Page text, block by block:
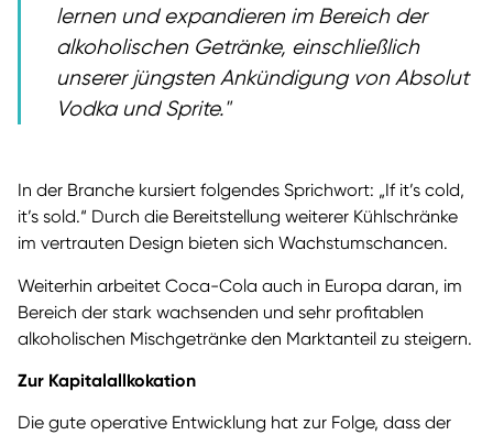
lernen und expandieren im Bereich der
alkoholischen Getränke, einschließlich
unserer jüngsten Ankündigung von Absolut
Vodka und Sprite.
In der Branche kursiert folgendes Sprichwort: „If it’s cold,
it’s sold.“ Durch die Bereitstellung weiterer Kühlschränke
im vertrauten Design bieten sich Wachstumschancen.
Weiterhin arbeitet Coca-Cola auch in Europa daran, im
Bereich der stark wachsenden und sehr profitablen
alkoholischen Mischgetränke den Marktanteil zu steigern.
Zur Kapitalallkokation
Die gute operative Entwicklung hat zur Folge, dass der